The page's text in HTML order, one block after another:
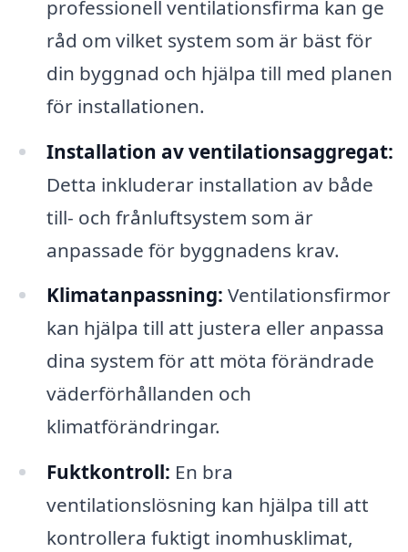
professionell ventilationsfirma kan ge
råd om vilket system som är bäst för
din byggnad och hjälpa till med planen
för installationen.
Installation av ventilationsaggregat:
Detta inkluderar installation av både
till- och frånluftsystem som är
anpassade för byggnadens krav.
Klimatanpassning: Ventilationsfirmor
kan hjälpa till att justera eller anpassa
dina system för att möta förändrade
väderförhållanden och
klimatförändringar.
Fuktkontroll: En bra
ventilationslösning kan hjälpa till att
kontrollera fuktigt inomhusklimat,